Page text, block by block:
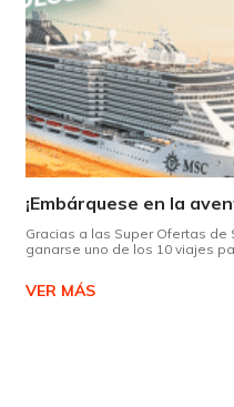
Gracias a las Super Ofertas
ganarse uno de los 10 viajes
VER MÁS